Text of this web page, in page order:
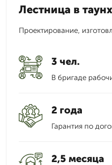
Лестница в
Проектирование,
3 чел.
В бригаде
2 года
Гарантия по
2,5 месяца